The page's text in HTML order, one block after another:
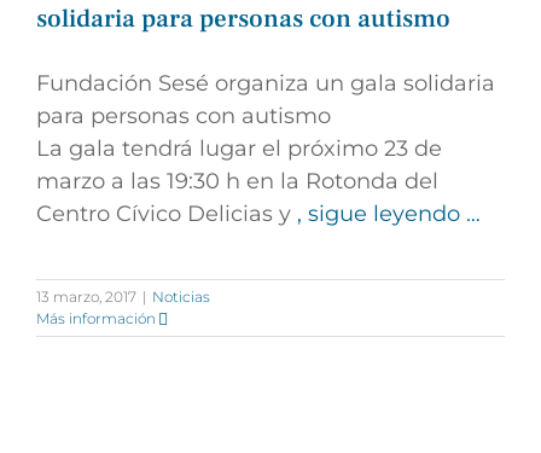
solidaria para personas con autismo
Fundación Sesé organiza un gala solidaria
para personas con autismo
La gala tendrá lugar el próximo 23 de
marzo a las 19:30 h en la Rotonda del
Centro Cívico Delicias y , sigue leyendo …
13 marzo, 2017 | Noticias
Más información